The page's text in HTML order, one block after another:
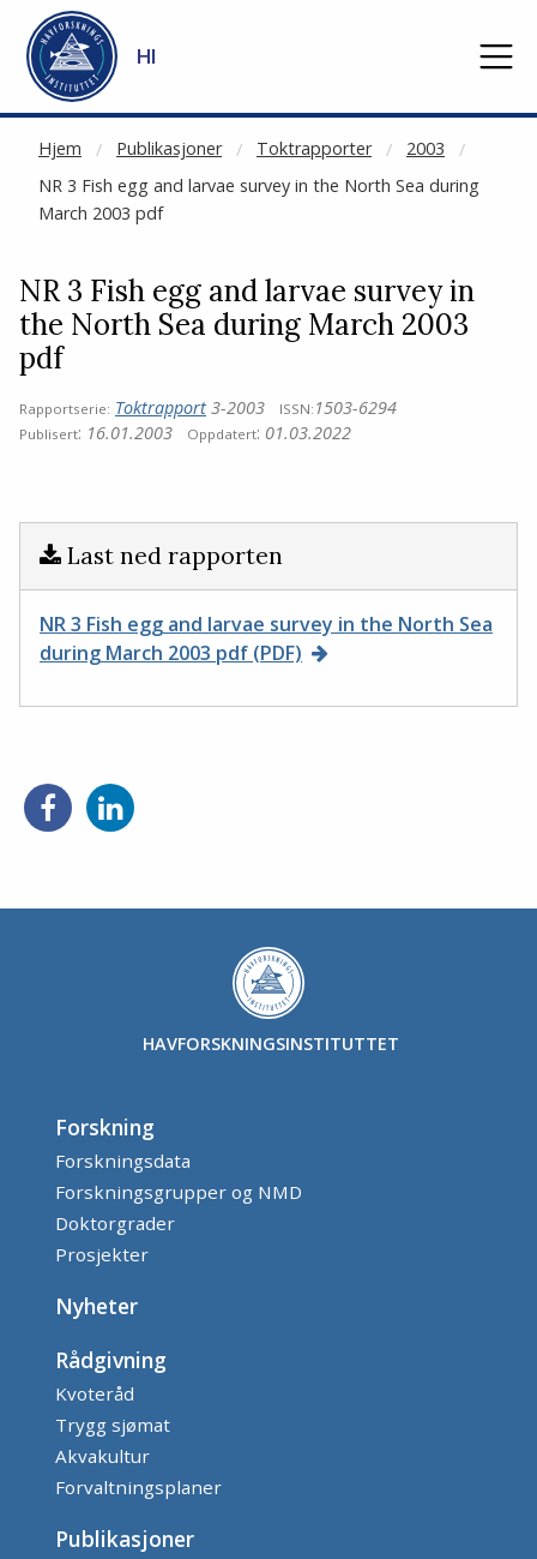
Gå til hovedinnhold
HI
Hjem Publikasjoner Toktrapporter
2003
NR 3 Fish egg and larvae survey in the North Sea during
March 2003 pdf
NOT CACHED
NR 3 Fish egg and larvae survey in
the North Sea during March 2003
pdf
Rapportserie: Toktrapport 3-2003 ISSN: 1503-6294
Publisert: 16.01.2003 Oppdatert: 01.03.2022
Last ned rapporten
NR 3 Fish egg and larvae survey in the North Sea
during March 2003 pdf (PDF)
HAVFORSKNINGSINSTITUTTET
Forskning
Forskningsdata
Forskningsgrupper og NMD
Doktorgrader
Prosjekter
Nyheter
Rådgivning
Kvoteråd
Trygg sjømat
Akvakultur
Forvaltningsplaner
Publikasjoner